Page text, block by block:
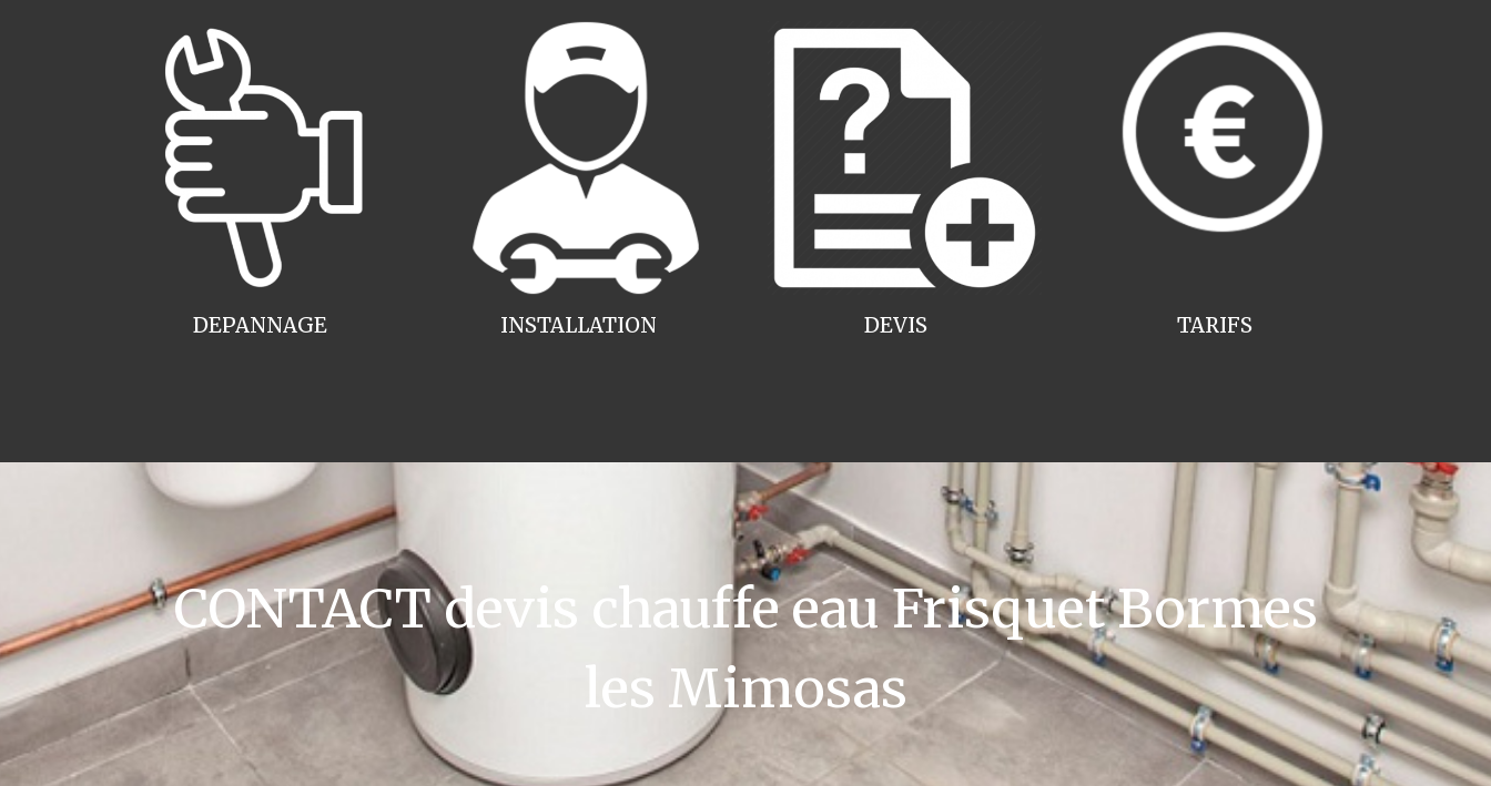
INSTALLATION
DEPANNAGE TARIFS
DEVIS
CONTACT devis chauffe eau Frisquet Bormes
les Mimosas